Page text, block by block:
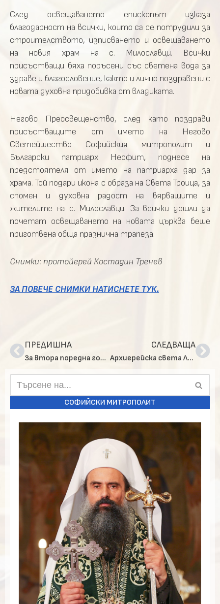
След освещаването епископът
изказа
благодарност на всички, които са се потрудили за
строителството, изписването и освещаването
на
новия храм на с.
Милославци. Всички
присъстващи бяха поръсени със светена вода за
здраве и благословение, както и лично поздравени с
новата духовна придобивка от владиката.
Негово Преосвещенство, след като поздрави
присъстващите от
името на
Негово
Светейшество
Софийския митрополит
и
Български
патриарх Неофит, поднесе
на
предстоятеля
от името на патриарха дар
за
храма. Той подари икона с образа на Света Троица, за
спомен
и духовна радост на вярващите
и
жителите на с. Милославци. За всички дошли да
почетат освещаването на новата църква беше
приготвена обща празнична трапеза.
Снимки: протойерей Костадин Тренев
ЗА ПОВЕЧЕ СНИМКИ НАТИСНЕТЕ ТУК.
ПРЕДИШНА
За втора поредна година в Кюстендил се проведе Празник на православния дух и традиции
СЛЕДВАЩА
Архиерейска света Литургия в храм „Св. Троица“, кв.“Драгалевци“
СОФИЙСКИ МИТРОПОЛИТ